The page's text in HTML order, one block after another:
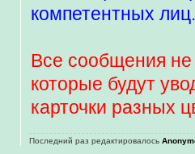
компетентных лиц.
Все сообщения не
которые будут
карточки разных
Последний раз редактировалось